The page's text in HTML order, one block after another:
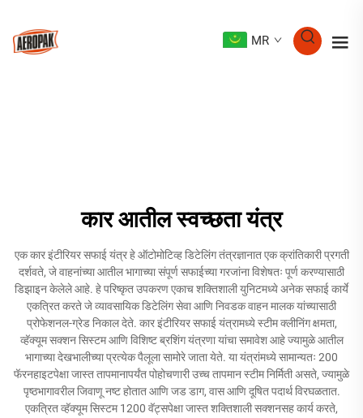
MR
कार आतील स्वच्छता यंत्र
एक कार इंटीरियर सफाई यंत्र हे ऑटोमोटिव्ह डिटेलिंग तंत्रज्ञानात एक क्रांतिकारी प्रगती
दर्शवते, जे वाहनांच्या आतील भागाच्या संपूर्ण सफाईच्या गरजांना विशेषतः पूर्ण करण्यासाठी
डिझाइन केलेले आहे. हे परिष्कृत उपकरण एकाच शक्तिशाली युनिटमध्ये अनेक सफाई कार्ये
एकत्रित करते जे व्यावसायिक डिटेलिंग सेवा आणि निवडक वाहन मालक यांच्यासाठी
प्रोफेशनल-ग्रेड निकाल देते. कार इंटीरियर सफाई यंत्रामध्ये स्टीम क्लीनिंग क्षमता,
व्हॅक्यूम सक्शन सिस्टम आणि विशिष्ट ब्रशिंग यंत्रणा यांचा समावेश आहे ज्यामुळे आतील
भागाच्या देखभालीच्या प्रत्येक पैलूला सामोरे जाता येते. या यंत्रांमध्ये सामान्यतः 200
फॅरनहाइटपेक्षा जास्त तापमानापर्यंत पोहोचणारी उच्च तापमान स्टीम निर्मिती असते, ज्यामुळे
पृष्ठभागावरील जिवाणू नष्ट होतात आणि जड डाग, वास आणि दूषित पदार्थ विरघळतात.
एकत्रित व्हॅक्यूम सिस्टम 1200 वॅट्सपेक्षा जास्त शक्तिशाली सक्शनसह कार्य करते,